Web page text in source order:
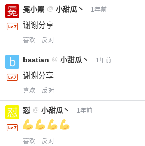
冕小罴 @ 小甜瓜丶 1年前
谢谢分享
喜欢 反对
baatian @ 小甜瓜丶 1年前
谢谢分享
喜欢 反对
怼 @ 小甜瓜丶 1年前
喜欢 反对